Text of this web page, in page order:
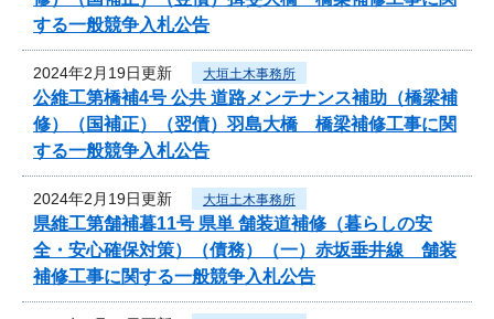
する一般競争入札公告
2024年2月19日更新 大垣土木事務所
公維工第橋補4号 公共 道路メンテナンス補助（橋梁補
修）（国補正）（翌債）羽島大橋 橋梁補修工事に関
する一般競争入札公告
2024年2月19日更新 大垣土木事務所
県維工第舗補暮11号 県単 舗装道補修（暮らしの安
全・安心確保対策）（債務）（一）赤坂垂井線 舗装
補修工事に関する一般競争入札公告